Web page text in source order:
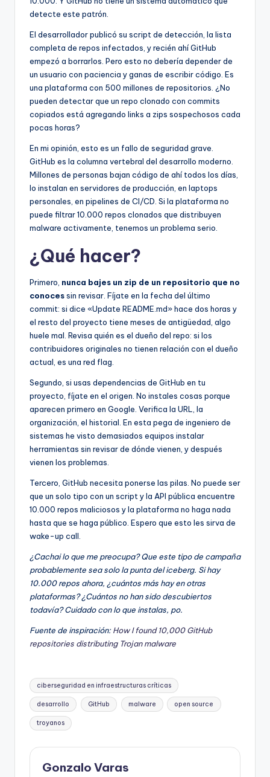
detecte este patrón.
El desarrollador publicó su script de detección, la lista
completa de repos infectados, y recién ahí GitHub
empezó a borrarlos. Pero esto no debería depender de
un usuario con paciencia y ganas de escribir código. Es
una plataforma con 500 millones de repositorios. ¿No
pueden detectar que un repo clonado con commits
copiados está agregando links a zips sospechosos cada
pocas horas?
En mi opinión, esto es un fallo de seguridad grave.
GitHub es la columna vertebral del desarrollo moderno.
Millones de personas bajan código de ahí todos los días,
lo instalan en servidores de producción, en laptops
personales, en pipelines de CI/CD. Si la plataforma no
puede filtrar 10.000 repos clonados que distribuyen
malware activamente, tenemos un problema serio.
¿Qué hacer?
Primero, nunca bajes un zip de un repositorio que no
conocessin revisar. Fíjate en la fecha del último
commit: si dice «Update README.md» hace dos horas y
el resto del proyecto tiene meses de antigüedad, algo
huele mal. Revisa quién es el dueño del repo: si los
contribuidores originales no tienen relación con el dueño
actual, es una red flag.
Segundo, si usas dependencias de GitHub en tu
proyecto, fíjate en el origen. No instales cosas porque
aparecen primero en Google. Verifica la URL, la
organización, el historial. En esta pega de ingeniero de
sistemas he visto demasiados equipos instalar
herramientas sin revisar de dónde vienen, y después
vienen los problemas.
Tercero, GitHub necesita ponerse las pilas. No puede ser
que un solo tipo con un script y la API pública encuentre
10.000 repos maliciosos y la plataforma no haga nada
hasta que se haga público. Espero que esto les sirva de
wake-up call.
¿Cachai lo que me preocupa? Que este tipo de campaña
probablemente sea solo la punta del iceberg. Si hay
10.000 repos ahora, ¿cuántos más hay en otras
plataformas? ¿Cuántos no han sido descubiertos
todavía? Cuidado con lo que instalas, po.
Fuente de inspiración:How I found 10,000 GitHub
repositories distributing Trojan malware
Etiquetas:
ciberseguridad en infraestructuras críticas
desarrollo GitHub malware open source
troyanos
Gonzalo Varas